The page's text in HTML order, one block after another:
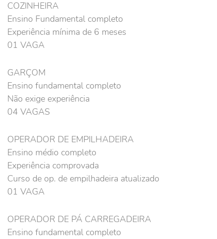
COZINHEIRA
Ensino Fundamental completo
Experiência mínima de 6 meses
01 VAGA
GARÇOM
Ensino fundamental completo
Não exige experiência
04 VAGAS
OPERADOR DE EMPILHADEIRA
Ensino médio completo
Experiência comprovada
Curso de op. de empilhadeira atualizado
01 VAGA
OPERADOR DE PÁ CARREGADEIRA
Ensino fundamental completo